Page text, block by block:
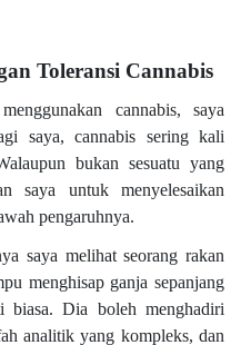
Toleransi Cannabis
cannabis, saya
saya, cannabis sering kali
bukan sesuatu yang
saya untuk menyelesaikan
pengaruhnya.
saya melihat seorang rakan
menghisap ganja sepanjang
biasa. Dia boleh menghadiri
analitik yang kompleks, dan